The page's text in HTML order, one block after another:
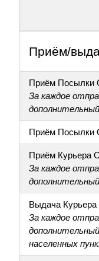
Приём/
Приём Посылки
За каждое
Приём Посылки
Приём Курьера
За каждое
Выдача
За каждое
населенных